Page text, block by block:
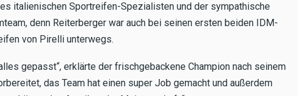
italienischen Sportreifen-Spezialisten und der sympathische
denn Reiterberger war auch bei seinen ersten beiden IDM-
von Pirelli unterwegs.
gepasst“, erklärte der frischgebackene Champion nach seinem
das Team hat einen super Job gemacht und außerdem